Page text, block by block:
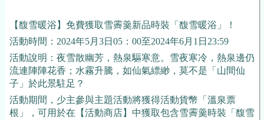
【馥雪暖浴】免費獲取雪霽羹新品時裝「馥雪暖浴」！
活動時間：2024年5月3日05：00至2024年6月1日23:59
活動說明：夜雪散幽芳，熱泉驅寒意。雪夜寒冷，熱泉邊仍
流連陣陣花香；水霧升騰，如仙氣縹緲，莫不是「山間仙
子」於此景駐足？
活動期間，少主參與主題活動將獲得活動貨幣「溫泉票
根」，可用於在【活動商店】中獲取包含雪霽羹時裝「馥雪